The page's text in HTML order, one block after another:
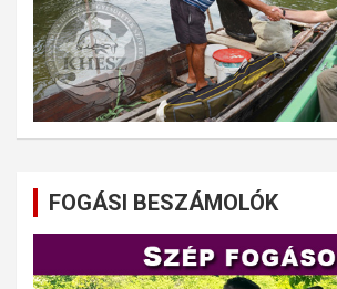
FOGÁSI BESZÁMOLÓK